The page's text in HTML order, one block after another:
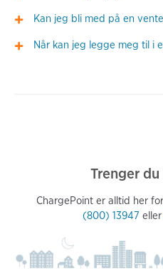
Kan jeg bli med på en
Når kan jeg legge meg til i
Trenger
ChargePoint er alltid her
(800) 13947 eller